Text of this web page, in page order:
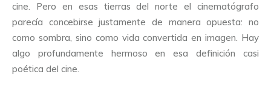
cine. Pero en esas tierras del norte el cinematógrafo
parecía concebirse justamente de manera opuesta: no
como sombra, sino como vida convertida en imagen. Hay
algo profundamente hermoso en esa definición casi
poética del cine.